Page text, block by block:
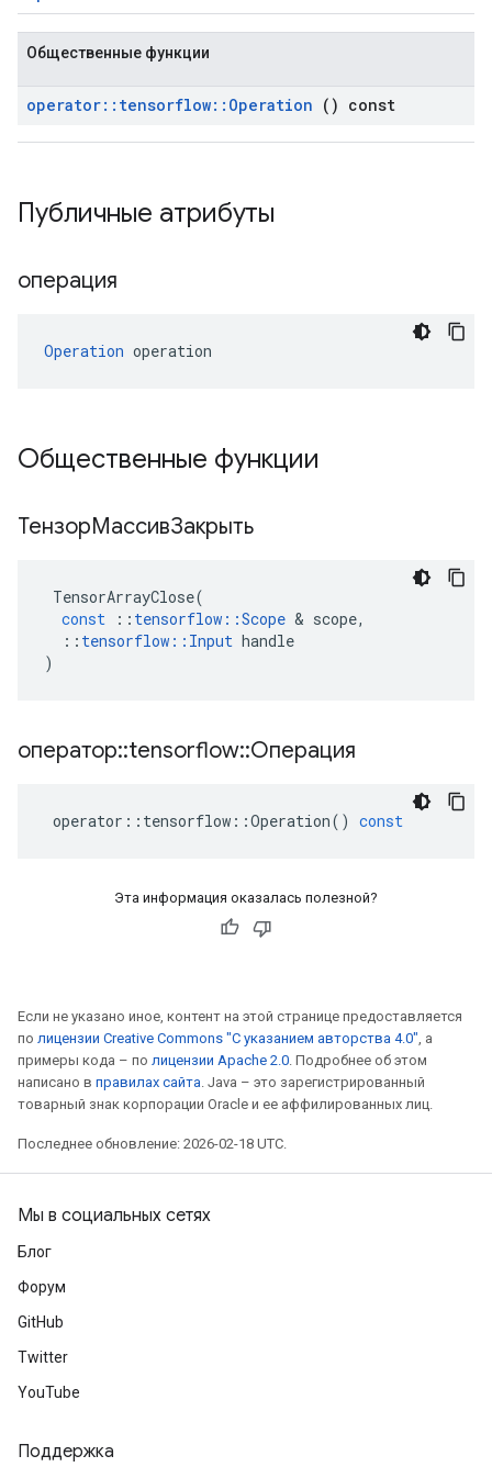
Общественные функции
operator:: tensorflow:: Operation () const
Публичные атрибуты
операция
Operation operation
Общественные функции
ТензорМассивЗакрыть
TensorArrayClose(
const
:: tensorflow ::Scope & scope,
:: tensorflow :: Input handle
)
оператор::tensorflow::Операция
operator :: tensorflow ::Operation() const
Эта информация оказалась полезной?
Если не указано иное, контент на этой странице предоставляется
по лицензии Creative Commons "С указанием авторства 4.0", а
примеры кода – по лицензии Apache 2.0. Подробнее об этом
написано в правилах сайта. Java – это зарегистрированный
товарный знак корпорации Oracle и ее аффилированных лиц.
Последнее обновление: 2026-02-18 UTC.
Мы в социальных сетях
Блог
Форум
GitHub
Twitter
YouTube
Поддержка